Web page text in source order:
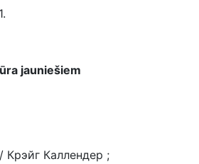
jauniešiem
Каллендер ;